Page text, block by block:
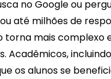
no Google ou
até milhões de
torna mais complexo
Acadêmicos,
os alunos se